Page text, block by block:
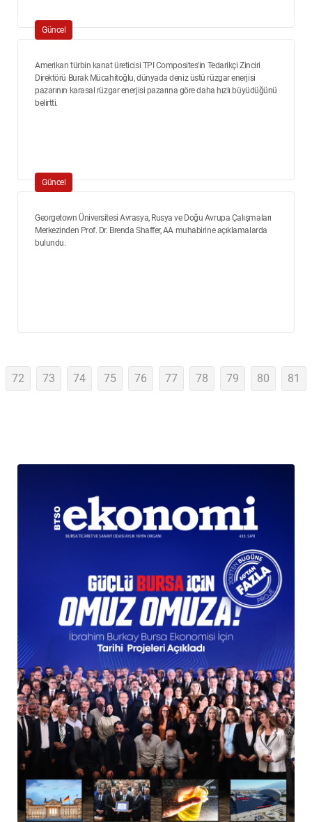
Güncel
Amerikan türbin kanat üreticisi TPI Composites'in Tedarikçi Zinciri
Direktörü Burak Mücahitoğlu, dünyada deniz üstü rüzgar enerjisi
pazarının karasal rüzgar enerjisi pazarına göre daha hızlı büyüdüğünü
belirtti.
Güncel
Georgetown Üniversitesi Avrasya, Rusya ve Doğu Avrupa Çalışmaları
Merkezinden Prof. Dr. Brenda Shaffer, AA muhabirine açıklamalarda
bulundu.
72 73 74 75 76 77 78 79 80 81